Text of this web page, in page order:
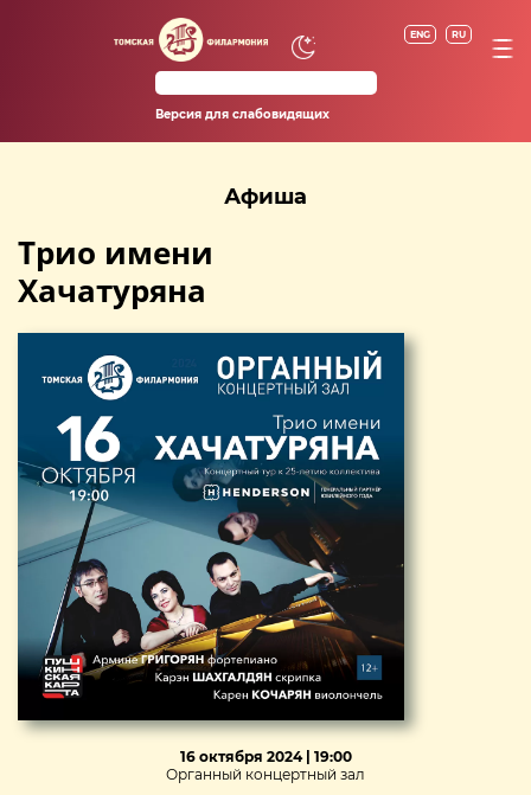
ENG RU
Версия для слабовидящих
Афиша
Трио имени
Хачатуряна
16 октября 2024 | 19:00
Органный концертный зал